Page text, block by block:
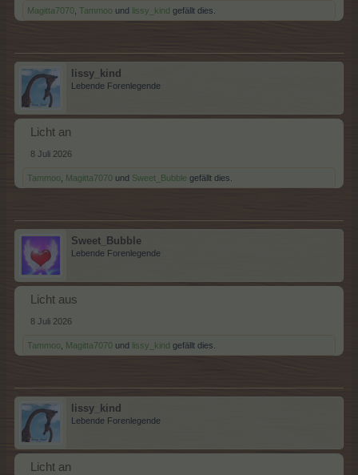
Magitta7070 Tammoo und lissy_kind gefällt dies.
lissy_kind
Lebende Forenlegende
Licht an
8 Juli 2026
Tammoo Magitta7070 und Sweet_Bubble gefällt dies.
Sweet_Bubble
Lebende Forenlegende
Licht aus
8 Juli 2026
Tammoo Magitta7070 und lissy_kind gefällt dies.
lissy_kind
Lebende Forenlegende
Licht an